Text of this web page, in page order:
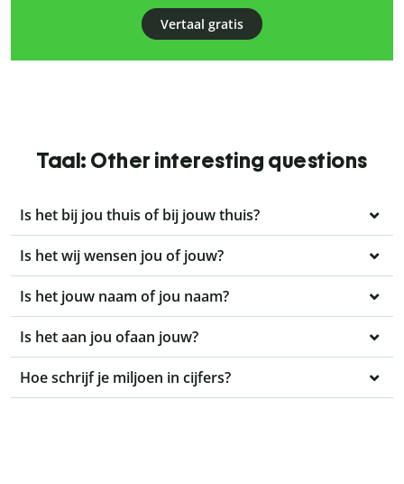
Vertaal gratis
Taal: Other interesting questions
Is het bij jou thuis of bij jouw thuis?
Is het wij wensen jou of jouw?
Is het jouw naam of jou naam?
Is het aan jou ofaan jouw?
Hoe schrijf je miljoen in cijfers?